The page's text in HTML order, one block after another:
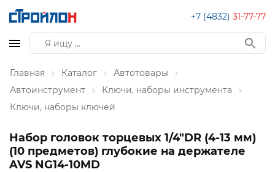
+7 (4832) 31-77-77
Главная Каталог
Автотовары
Автоинструмент
Ключи, наборы инструмента
Ключи, наборы ключей
Набор головок торцевых 1/4"DR (4-13 мм)
(10 предметов) глубокие на держателе
AVS NG14-10MD